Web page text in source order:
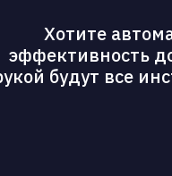
Хотите
эффективность
будут все